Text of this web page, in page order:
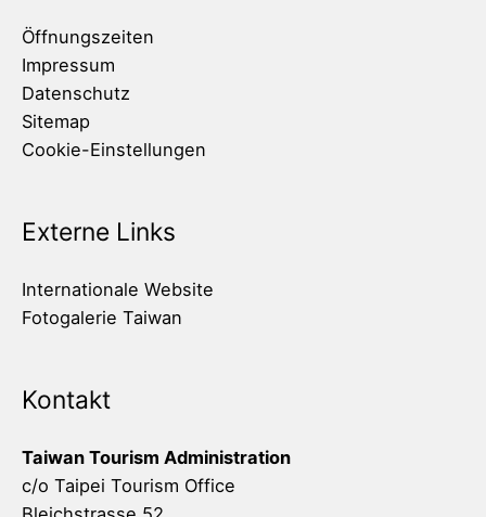
Öffnungszeiten
Impressum
Datenschutz
Sitemap
Cookie-Einstellungen
Externe Links
Internationale Website
Fotogalerie Taiwan
Kontakt
Taiwan Tourism Administration
c/o Taipei Tourism Office